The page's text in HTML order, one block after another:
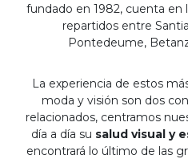
fundado en 1982, cuenta en
repartidos entre
Pontedeume,
La experiencia de estos
moda y visión son dos
relacionados, centramos
día a día su salud visual y
encontrará lo último de las